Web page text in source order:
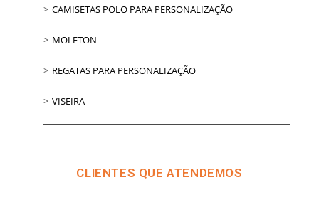
CAMISETAS POLO PARA PERSONALIZAÇÃO
MOLETON
REGATAS PARA PERSONALIZAÇÃO
VISEIRA
CLIENTES QUE ATENDEMOS